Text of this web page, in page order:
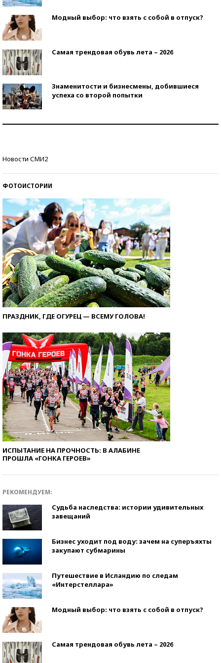
Модный выбор: что взять с собой в отпуск?
Самая трендовая обувь лета – 2026
Знаменитости и бизнесмены, добившиеся
успеха со второй попытки
Новости СМИ2
ФОТОИСТОРИИ
ПРАЗДНИК, ГДЕ ОГУРЕЦ — ВСЕМУ ГОЛОВА!
ИСПЫТАНИЕ НА ПРОЧНОСТЬ: В АЛАБИНЕ
ПРОШЛА «ГОНКА ГЕРОЕВ»
РЕКОМЕНДУЕМ:
Судьба наследства: истории удивительных
завещаний
Бизнес уходит под воду: зачем на суперъяхты
закупают субмарины
Путешествие в Исландию по следам
«Интерстеллара»
Модный выбор: что взять с собой в отпуск?
Самая трендовая обувь лета – 2026